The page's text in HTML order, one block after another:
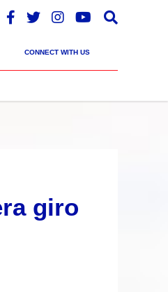
CONNECT WITH US
giro